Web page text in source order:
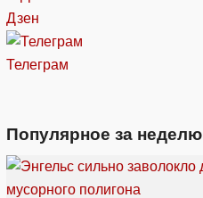
Дзен
Телеграм
Популярное за неделю